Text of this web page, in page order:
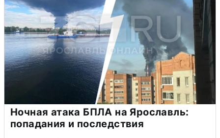
Ночная атака БПЛА на Ярославль:
попадания и последствия